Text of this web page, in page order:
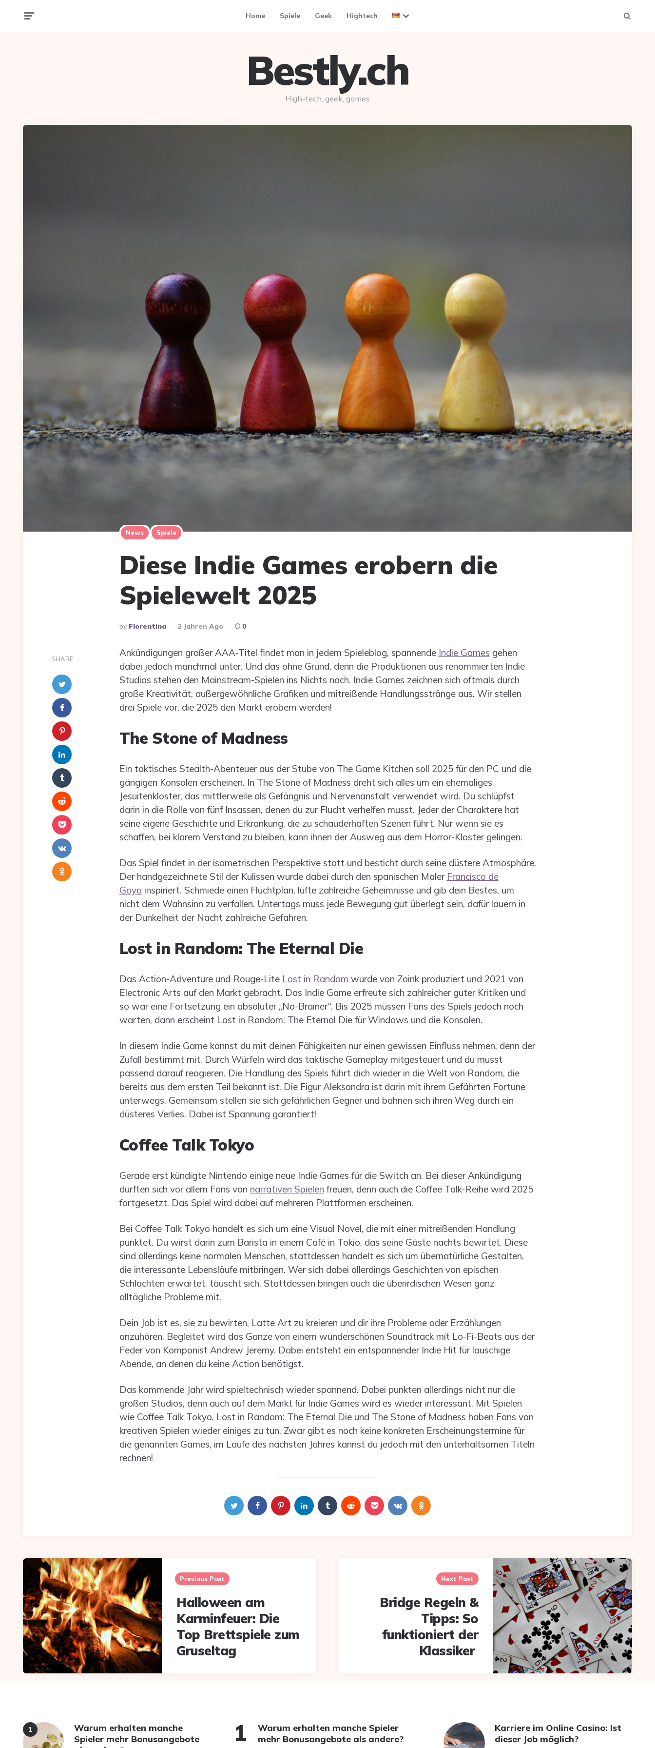
Home Spiele Geek Hightech
Bestly.ch
High-tech, geek, games
News Spiele
Diese Indie Games erobern die
Spielewelt 2025
Posted
By
By Florentina 2 Jahren Ago 0
SHARE
Ankündigungen großer AAA-Titel findet man in jedem Spieleblog, spannende Indie Games gehen
dabei jedoch manchmal unter. Und das ohne Grund, denn die Produktionen aus renommierten Indie
Studios stehen den Mainstream-Spielen ins Nichts nach. Indie Games zeichnen sich oftmals durch
große Kreativität, außergewöhnliche Grafiken und mitreißende Handlungsstränge aus. Wir stellen
drei Spiele vor, die 2025 den Markt erobern werden!
The Stone of Madness
Ein taktisches Stealth-Abenteuer aus der Stube von The Game Kitchen soll 2025 für den PC und die
gängigen Konsolen erscheinen. In The Stone of Madness dreht sich alles um ein ehemaliges
Jesuitenkloster, das mittlerweile als Gefängnis und Nervenanstalt verwendet wird. Du schlüpfst
darin in die Rolle von fünf Insassen, denen du zur Flucht verhelfen musst. Jeder der Charaktere hat
seine eigene Geschichte und Erkrankung, die zu schauderhaften Szenen führt. Nur wenn sie es
schaffen, bei klarem Verstand zu bleiben, kann ihnen der Ausweg aus dem Horror-Kloster gelingen.
Das Spiel findet in der isometrischen Perspektive statt und besticht durch seine düstere Atmosphäre.
Der handgezeichnete Stil der Kulissen wurde dabei durch den spanischen Maler Francisco de
Goya inspiriert. Schmiede einen Fluchtplan, lüfte zahlreiche Geheimnisse und gib dein Bestes, um
nicht dem Wahnsinn zu verfallen. Untertags muss jede Bewegung gut überlegt sein, dafür lauern in
der Dunkelheit der Nacht zahlreiche Gefahren.
Lost in Random: The Eternal Die
Das Action-Adventure und Rouge-Lite Lost in Random wurde von Zoink produziert und 2021 von
Electronic Arts auf den Markt gebracht. Das Indie Game erfreute sich zahlreicher guter Kritiken und
so war eine Fortsetzung ein absoluter „No-Brainer“. Bis 2025 müssen Fans des Spiels jedoch noch
warten, dann erscheint Lost in Random: The Eternal Die für Windows und die Konsolen.
In diesem Indie Game kannst du mit deinen Fähigkeiten nur einen gewissen Einfluss nehmen, denn der
Zufall bestimmt mit. Durch Würfeln wird das taktische Gameplay mitgesteuert und du musst
passend darauf reagieren. Die Handlung des Spiels führt dich wieder in die Welt von Random, die
bereits aus dem ersten Teil bekannt ist. Die Figur Aleksandra ist darin mit ihrem Gefährten Fortune
unterwegs. Gemeinsam stellen sie sich gefährlichen Gegner und bahnen sich ihren Weg durch ein
düsteres Verlies. Dabei ist Spannung garantiert!
Coffee Talk Tokyo
Gerade erst kündigte Nintendo einige neue Indie Games für die Switch an. Bei dieser Ankündigung
durften sich vor allem Fans von narrativen Spielen freuen, denn auch die Coffee Talk-Reihe wird 2025
fortgesetzt. Das Spiel wird dabei auf mehreren Plattformen erscheinen.
Bei Coffee Talk Tokyo handelt es sich um eine Visual Novel, die mit einer mitreißenden Handlung
punktet. Du wirst darin zum Barista in einem Café in Tokio, das seine Gäste nachts bewirtet. Diese
sind allerdings keine normalen Menschen, stattdessen handelt es sich um übernatürliche Gestalten,
die interessante Lebensläufe mitbringen. Wer sich dabei allerdings Geschichten von epischen
Schlachten erwartet, täuscht sich. Stattdessen bringen auch die überirdischen Wesen ganz
alltägliche Probleme mit.
Dein Job ist es, sie zu bewirten, Latte Art zu kreieren und dir ihre Probleme oder Erzählungen
anzuhören. Begleitet wird das Ganze von einem wunderschönen Soundtrack mit Lo-Fi-Beats aus der
Feder von Komponist Andrew Jeremy. Dabei entsteht ein entspannender Indie Hit für lauschige
Abende, an denen du keine Action benötigst.
Das kommende Jahr wird spieltechnisch wieder spannend. Dabei punkten allerdings nicht nur die
großen Studios, denn auch auf dem Markt für Indie Games wird es wieder interessant. Mit Spielen
wie Coffee Talk Tokyo, Lost in Random: The Eternal Die und The Stone of Madness haben Fans von
kreativen Spielen wieder einiges zu tun. Zwar gibt es noch keine konkreten Erscheinungstermine für
die genannten Games, im Laufe des nächsten Jahres kannst du jedoch mit den unterhaltsamen Titeln
rechnen!
Post
navigation
Previous Post
Halloween am
Karminfeuer: Die
Top Brettspiele zum
Gruseltag
Next Post
Bridge Regeln &
Tipps: So
funktioniert der
Klassiker
Warum erhalten manche
Spieler mehr Bonusangebote
Warum erhalten manche Spieler
mehr Bonusangebote als andere?
Karriere im Online Casino: Ist
dieser Job möglich?